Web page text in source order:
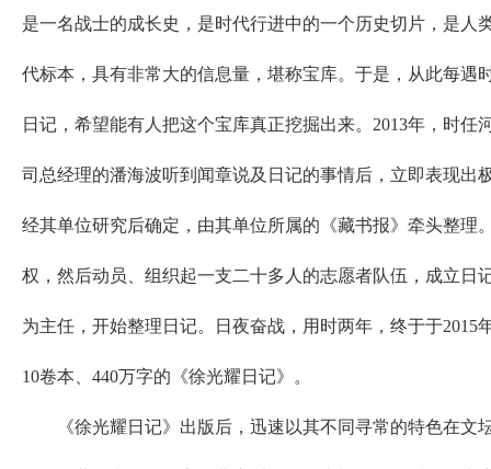
是一名战士的成长史，是时代行进中的一个历史切片，是人
代标本，具有非常大的信息量，堪称宝库。于是，从此每遇
日记，希望能有人把这个宝库真正挖掘出来。2013年，时任
司总经理的潘海波听到闻章说及日记的事情后，立即表现出
经其单位研究后确定，由其单位所属的《藏书报》牵头整理
权，然后动员、组织起一支二十多人的志愿者队伍，成立日
为主任，开始整理日记。日夜奋战，用时两年，终于于2015
10卷本、440万字的《徐光耀日记》。
《徐光耀日记》出版后，迅速以其不同寻常的特色在文